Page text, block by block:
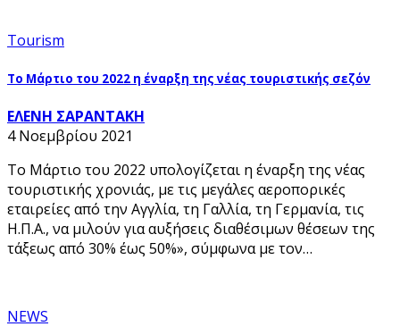
Tourism
Το Μάρτιο του 2022 η έναρξη της νέας τουριστικής σεζόν
ΕΛΕΝΗ ΣΑΡΑΝΤΑΚΗ
4 Νοεμβρίου 2021
Το Μάρτιο του 2022 υπολογίζεται η έναρξη της νέας
τουριστικής χρονιάς, με τις μεγάλες αεροπορικές
εταιρείες από την Αγγλία, τη Γαλλία, τη Γερμανία, τις
Η.Π.Α., να μιλούν για αυξήσεις διαθέσιμων θέσεων της
τάξεως από 30% έως 50%», σύμφωνα με τον…
NEWS